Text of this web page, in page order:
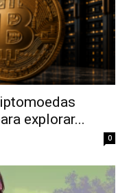
explorar...
0